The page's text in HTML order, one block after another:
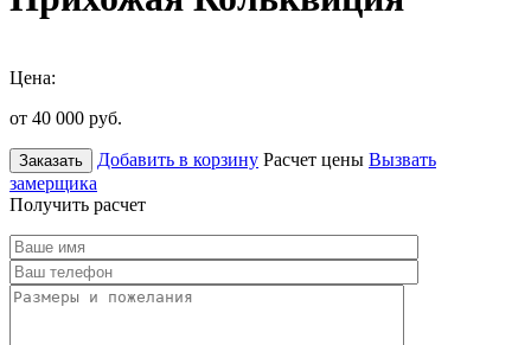
Цена:
от 40 000 руб.
Заказать Добавить в корзину Расчет цены Вызвать
замерщика
Получить расчет